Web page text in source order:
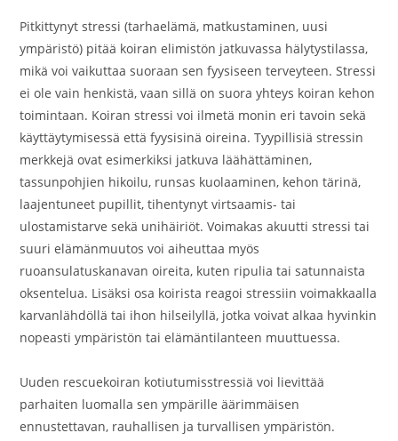
Pitkittynyt stressi (tarhaelämä, matkustaminen, uusi
ympäristö) pitää koiran elimistön jatkuvassa hälytystilassa,
mikä voi vaikuttaa suoraan sen fyysiseen terveyteen. Stressi
ei ole vain henkistä, vaan sillä on suora yhteys koiran kehon
toimintaan. Koiran stressi voi ilmetä monin eri tavoin sekä
käyttäytymisessä että fyysisinä oireina. Tyypillisiä stressin
merkkejä ovat esimerkiksi jatkuva läähättäminen,
tassunpohjien hikoilu, runsas kuolaaminen, kehon tärinä,
laajentuneet pupillit, tihentynyt virtsaamis- tai
ulostamistarve sekä unihäiriöt. Voimakas akuutti stressi tai
suuri elämänmuutos voi aiheuttaa myös
ruoansulatuskanavan oireita, kuten ripulia tai satunnaista
oksentelua. Lisäksi osa koirista reagoi stressiin voimakkaalla
karvanlähdöllä tai ihon hilseilyllä, jotka voivat alkaa hyvinkin
nopeasti ympäristön tai elämäntilanteen muuttuessa.
Uuden rescuekoiran kotiutumisstressiä voi lievittää
parhaiten luomalla sen ympärille äärimmäisen
ennustettavan, rauhallisen ja turvallisen ympäristön.